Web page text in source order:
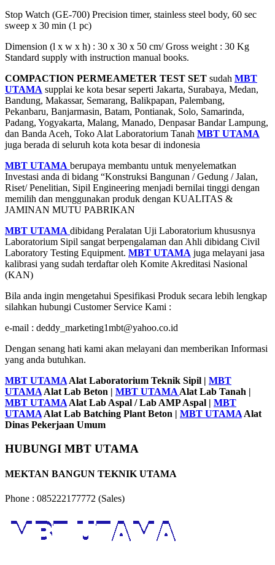
Stop Watch (GE-700) Precision timer, stainless steel body, 60 sec
sweep x 30 min (1 pc)
Dimension (l x w x h) : 30 x 30 x 50 cm/ Gross weight : 30 Kg
Standard supply with instruction manual books.
COMPACTION PERMEAMETER TEST SET sudah MBT
UTAMA supplai ke kota besar seperti Jakarta, Surabaya, Medan,
Bandung, Makassar, Semarang, Balikpapan, Palembang,
Pekanbaru, Banjarmasin, Batam, Pontianak, Solo, Samarinda,
Padang, Yogyakarta, Malang, Manado, Denpasar Bandar Lampung,
dan Banda Aceh, Toko Alat Laboratorium Tanah MBT UTAMA
juga berada di seluruh kota kota besar di indonesia
MBT UTAMA berupaya membantu untuk menyelematkan
Investasi anda di bidang “Konstruksi Bangunan / Gedung / Jalan,
Riset/ Penelitian, Sipil Engineering menjadi bernilai tinggi dengan
memilih dan menggunakan produk dengan KUALITAS &
JAMINAN MUTU PABRIKAN
MBT UTAMA dibidang Peralatan Uji Laboratorium khususnya
Laboratorium Sipil sangat berpengalaman dan Ahli dibidang Civil
Laboratory Testing Equipment. MBT UTAMA juga melayani jasa
kalibrasi yang sudah terdaftar oleh Komite Akreditasi Nasional
(KAN)
Bila anda ingin mengetahui Spesifikasi Produk secara lebih lengkap
silahkan hubungi Customer Service Kami :
e-mail : deddy_marketing1mbt@yahoo.co.id
Dengan senang hati kami akan melayani dan memberikan Informasi
yang anda butuhkan.
MBT UTAMA Alat Laboratorium Teknik Sipil | MBT
UTAMA Alat Lab Beton | MBT UTAMA Alat Lab Tanah |
MBT UTAMA Alat Lab Aspal / Lab AMP Aspal | MBT
UTAMA Alat Lab Batching Plant Beton | MBT UTAMA Alat
Dinas Pekerjaan Umum
HUBUNGI MBT UTAMA
MEKTAN BANGUN TEKNIK UTAMA
Phone : 085222177772 (Sales)